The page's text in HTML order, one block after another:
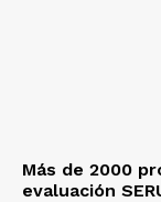
Más de 2000
evaluación